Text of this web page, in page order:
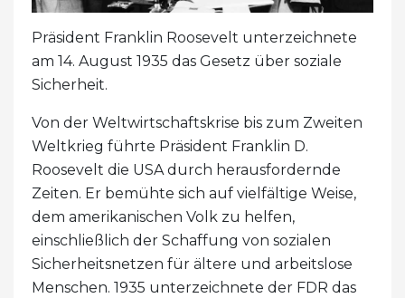
Präsident Franklin Roosevelt unterzeichnete
am 14. August 1935 das Gesetz über soziale
Sicherheit.
Von der Weltwirtschaftskrise bis zum Zweiten
Weltkrieg führte Präsident Franklin D.
Roosevelt die USA durch herausfordernde
Zeiten. Er bemühte sich auf vielfältige Weise,
dem amerikanischen Volk zu helfen,
einschließlich der Schaffung von sozialen
Sicherheitsnetzen für ältere und arbeitslose
Menschen. 1935 unterzeichnete der FDR das